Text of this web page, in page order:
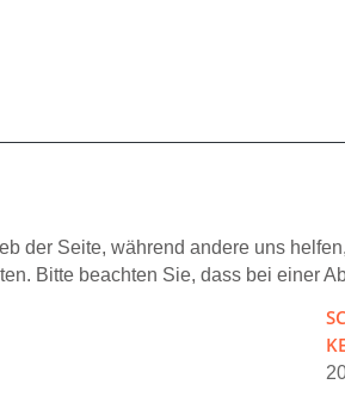
der Seite, während andere uns
Bitte beachten Sie, dass bei einer